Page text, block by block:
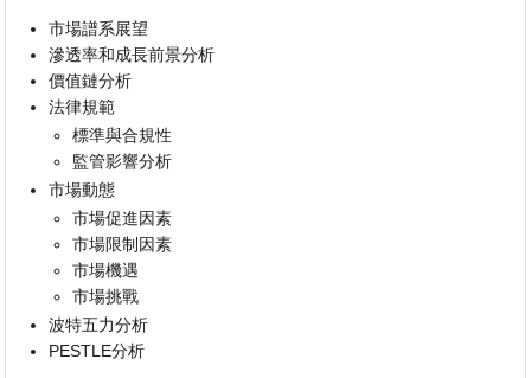
市場譜系展望
滲透率和成長前景分析
價值鏈分析
法律規範
標準與合規性
監管影響分析
市場動態
市場促進因素
市場限制因素
市場機遇
市場挑戰
波特五力分析
PESTLE分析